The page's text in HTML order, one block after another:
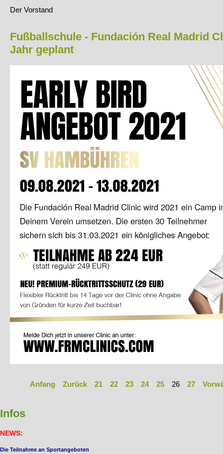
Der Vorstand
Fußballschule - Fundación Real Madrid
Jahr geplant
Anfang Zurück 21 22 23 24 25 26 27
Infos
NEWS:
Die Teilnahme an Sportangeboten